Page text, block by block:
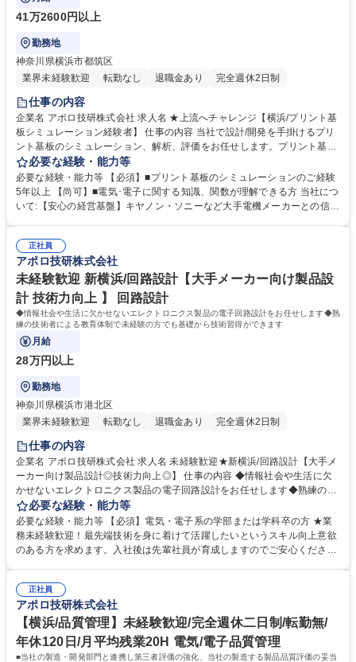
41万2600円以上
勤務地
神奈川県横浜市都筑区
業界未経験歓迎
転勤なし 退職金あり 完全週休2日制
仕事の内容
企業名 アポロ技研株式会社 求人名 ★上流へチャレンジ【横浜/プリント基
板シミュレーション経験者】 仕事の内容 当社で設計/開発を手掛けるプリ
ント基板のシミュレーション、解析、評価をお任せします。プリント基板
に関する技術を短期間で最適化するためにシミュレーション、検証実験、
課題抽出、対策実行を行います。 【魅力】■業界が家電、自動車、化粧
品、通信機器など多岐に渡るため,幅広い製品開発の経験を通してスキルア
ップができます。 募集職種 ★上流へチャレンジ【横浜/プリント基板シミ
必要な経験・能力等
必要な経験・能力等 【必須】■プリント基板のシミュレーションのご経験
5年以上 【尚可】■電気･電子に関する知識、関数が理解できる方 当社につ
いて:【安心の経営基盤】キヤノン・ソニーなど大手電機メーカーとの信頼
や短納期の案件であっても対応ができ、小回りの利くところはお客様に選
ばれている理由です。近年は電化製品の小型化も進んでいる結果、電子部
品や基板の需要度があがっております。 学歴・資格 学歴：大学院 大学 高
専 短大 専修学校 高校 語学力： 資格：
正社員
アポロ技研株式会社
未経験歓迎 新横浜/回路設計【大手メーカー向け製品設
計 技術力向上 】 回路設計
◆情報社会や生活に欠かせないエレクトロニクス製品の電子回路設計をお任せします◆熟
練の技術者による教育体制で未経験の方でも基礎から技術習得ができます
月給
28万円以上
勤務地
神奈川県横浜市港北区
業界未経験歓迎
転勤なし 退職金あり 完全週休2日制
仕事の内容
企業名 アポロ技研株式会社 求人名 未経験歓迎★新横浜/回路設計【大手メ
ーカー向け製品設計◎技術力向上◎】 仕事の内容 ◆情報社会や生活に欠
かせないエレクトロニクス製品の電子回路設計をお任せします◆熟練の技
術者による教育体制で未経験の方でも基礎から技術習得ができます ◆様々
な分野の製品開発を手掛けているため、多種多様な設計経験ができます◆
設計はチームで行うため、熟練者のサポートを受けながら成功体験ができ
ます。 ≪具体的には≫ ◆通信インフラ機器◆産業機器◆医用機器の各種
募集職種 未経験歓迎★新横浜/回路設計【大手メーカー向け製品設計◎技
術力向上◎】
必要な経験・能力等
必要な経験・能力等 【必須】電気・電子系の学部または学科卒の方 ★業
務未経験歓迎！最先端技術を身に着けて活躍したいというスキル向上意欲
のある方を求めます。入社後は先輩社員が育成しますのでご安心くださ
の中にまだない完成品に対する基板や電子部品を試作するところから提案
可能。少ロットや短納期の案件であっても対応ができ、小回りの利くとこ
ろはお客様に選ばれている理由です。近年は電化製品の小型化も進んでい
る結果、電子部品や基板の需要度があがっております。 学歴・資格 学
歴：大学院 大学 高専 短大 専修学校 高校 語学力： 資格：
正社員
アポロ技研株式会社
【横浜/品質管理】未経験歓迎/完全週休二日制/転勤無/
年休120日/月平均残業20H 電気/電子品質管理
■当社の製造・開発部門と連携し第三者評価の強化、当社の製造する製品品質評価の妥当